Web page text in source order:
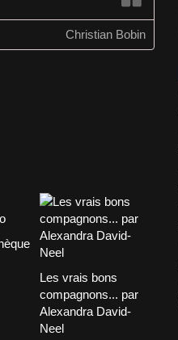
Christian Bobin
Les vrais bons
compagnons... par
Alexandra David-
Neel